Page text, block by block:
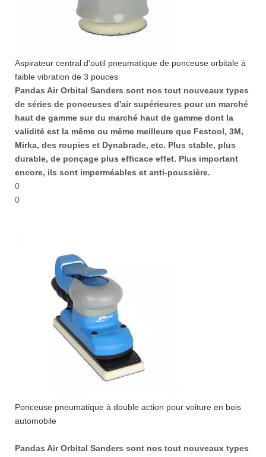
Aspirateur central d'outil pneumatique de ponceuse orbitale à
faible vibration de 3 pouces
Pandas Air Orbital Sanders sont nos tout nouveaux types
de séries de ponceuses d'air supérieures pour un marché
haut de gamme sur du marché haut de gamme dont la
validité est la même ou même meilleure que Festool, 3M,
Mirka, des roupies et Dynabrade, etc. Plus stable, plus
durable, de ponçage plus efficace effet. Plus important
encore, ils sont imperméables et anti-poussière.
0
0
Ponceuse pneumatique à double action pour voiture en bois
automobile
Pandas Air Orbital Sanders sont nos tout nouveaux types